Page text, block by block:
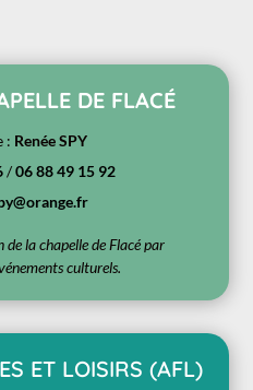
DE FLACÉ
: Renée SPY
/06 88 49 15 92
la chapelle de Flacé par
culturels.
ET LOISIRS (AFL)